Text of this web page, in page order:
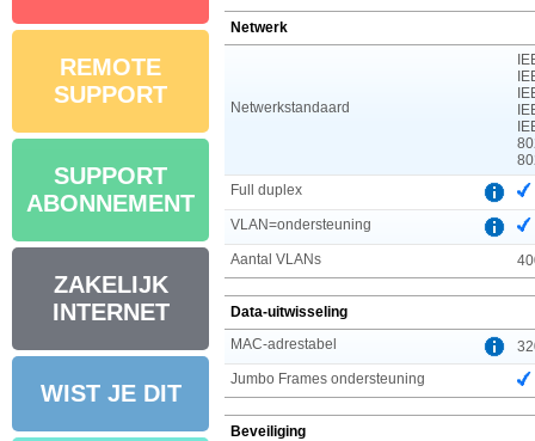
REMOTE
SUPPORT
SUPPORT
ABONNEMENT
ZAKELIJK
INTERNET
WIST JE DIT
Netwerk
Netwerkstandaard
Full duplex
VLAN=ondersteuning
Aantal VLANs
Data-uitwisseling
MAC-adrestabel
Jumbo Frames ondersteuning
Beveiliging